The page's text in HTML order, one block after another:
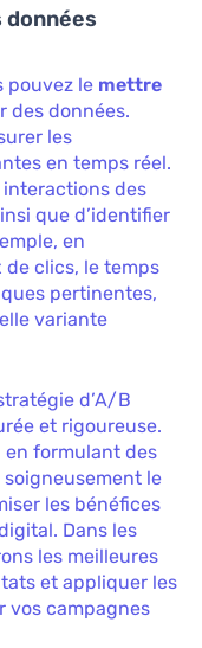
pouvez le mettre
des données.
les
en temps réel.
interactions des
que d’identifier
en
clics, le temps
pertinentes,
variante
d’A/B
et rigoureuse.
en formulant des
le
les bénéfices
Dans les
les meilleures
et appliquer les
vos campagnes